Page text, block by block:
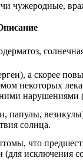
чужеродные,
а скорее
некоторых
нарушениями
папулы,
солнца.
что
исключения